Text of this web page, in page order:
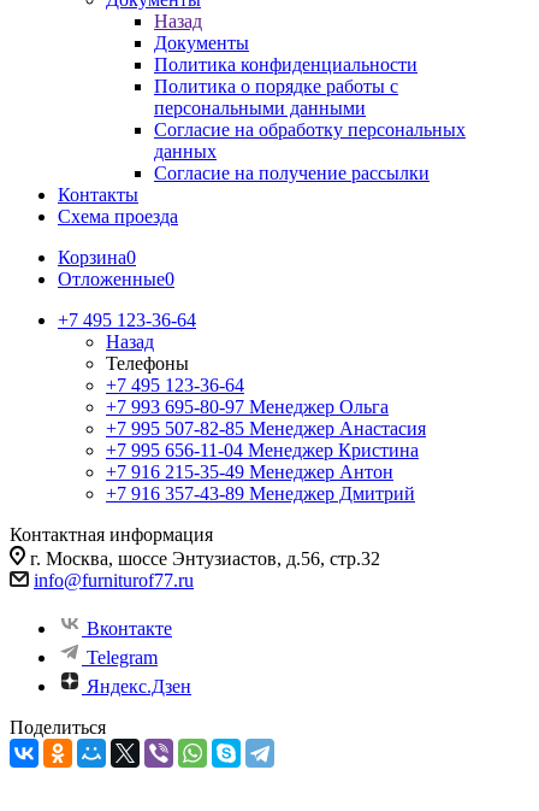
Назад
Документы
Политика конфиденциальности
Политика о порядке работы с
персональными данными
Согласие на обработку персональных
данных
Согласие на получение рассылки
Контакты
Схема проезда
Корзина0
Отложенные0
+7 495 123-36-64
Назад
Телефоны
+7 495 123-36-64
+7 993 695-80-97 Менеджер Ольга
+7 995 507-82-85 Менеджер Анастасия
+7 995 656-11-04 Менеджер Кристина
+7 916 215-35-49 Менеджер Антон
+7 916 357-43-89 Менеджер Дмитрий
Контактная информация
г. Москва, шоссе Энтузиастов, д.56, стр.32
info@furniturof77.ru
Вконтакте
Telegram
Яндекс.Дзен
Поделиться